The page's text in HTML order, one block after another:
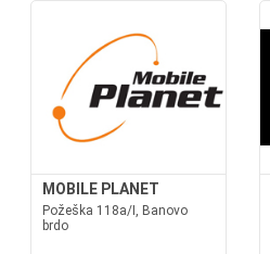
MOBILE PLANET
Požeška 118a/I, Banovo
brdo